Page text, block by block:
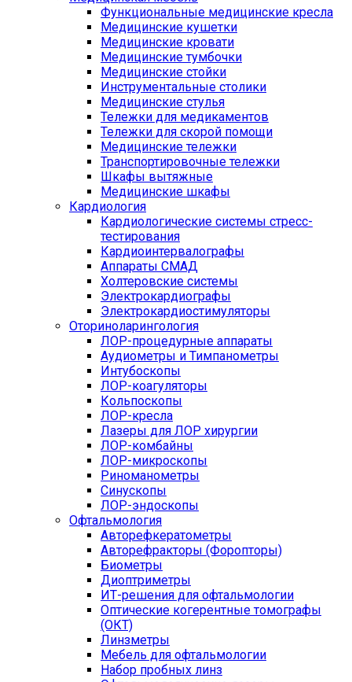
Функциональные медицинские кресла
Медицинские кушетки
Медицинские кровати
Медицинские тумбочки
Медицинские стойки
Инструментальные столики
Медицинские стулья
Тележки для медикаментов
Тележки для скорой помощи
Медицинские тележки
Транспортировочные тележки
Шкафы вытяжные
Медицинские шкафы
Кардиология
Кардиологические системы стресс-
тестирования
Кардиоинтервалографы
Аппараты СМАД
Холтеровские системы
Электрокардиографы
Электрокардиостимуляторы
Оториноларингология
ЛОР-процедурные аппараты
Аудиометры и Тимпанометры
Интубоскопы
ЛОР-коагуляторы
Кольпоскопы
ЛОР-кресла
Лазеры для ЛОР хирургии
ЛОР-комбайны
ЛОР-микроскопы
Риноманометры
Синускопы
ЛОР-эндоскопы
Офтальмология
Авторефкератометры
Авторефракторы (Форопторы)
Биометры
Диоптриметры
ИТ-решения для офтальмологии
Оптические когерентные томографы
(ОКТ)
Линзметры
Мебель для офтальмологии
Набор пробных линз